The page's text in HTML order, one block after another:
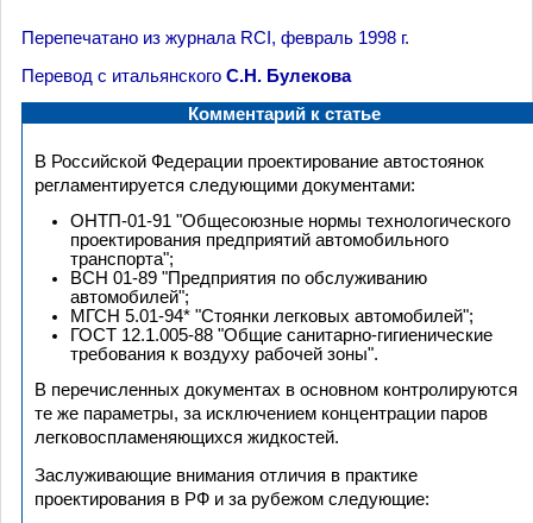
Перепечатано из журнала RCI, февраль 1998 г.
Перевод с итальянского С.Н. Булекова
Комментарий к статье
В Российской Федерации проектирование автостоянок
регламентируется следующими документами:
ОНТП-01-91 "Общесоюзные нормы технологического
проектирования предприятий автомобильного
транспорта";
ВСН 01-89 "Предприятия по обслуживанию
автомобилей";
МГСН 5.01-94* "Стоянки легковых автомобилей";
ГОСТ 12.1.005-88 "Общие санитарно-гигиенические
требования к воздуху рабочей зоны".
В перечисленных документах в основном контролируются
те же параметры, за исключением концентрации паров
легковоспламеняющихся жидкостей.
Заслуживающие внимания отличия в практике
проектирования в РФ и за рубежом следующие: